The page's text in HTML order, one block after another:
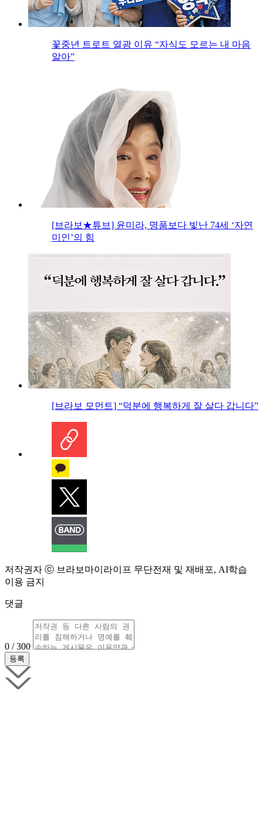
꽃중년 트로트 열광 이유 “자식도 모르는 내 마음
알아”
[브라보★튜브] 윤미라, 명품보다 빛난 74세 ‘자연
미인’의 힘
[브라보 모먼트] “덕분에 행복하게 잘 살다 갑니다”
저작권자 ⓒ 브라보마이라이프 무단전재 및 재배포, AI학습
이용 금지
댓글
0 / 300